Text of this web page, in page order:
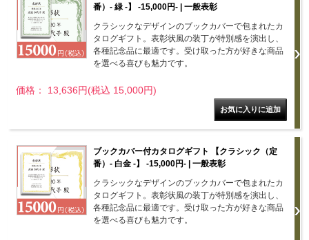
番）- 緑 -】 -15,000円- | 一般表彰
クラシックなデザインのブックカバーで包まれたカ
タログギフト。表彰状風の装丁が特別感を演出し、
各種記念品に最適です。受け取った方が好きな商品
を選べる喜びも魅力です。
価格： 13,636円(税込 15,000円)
ブックカバー付カタログギフト 【クラシック（定
番）- 白金 -】 -15,000円- | 一般表彰
クラシックなデザインのブックカバーで包まれたカ
タログギフト。表彰状風の装丁が特別感を演出し、
各種記念品に最適です。受け取った方が好きな商品
を選べる喜びも魅力です。